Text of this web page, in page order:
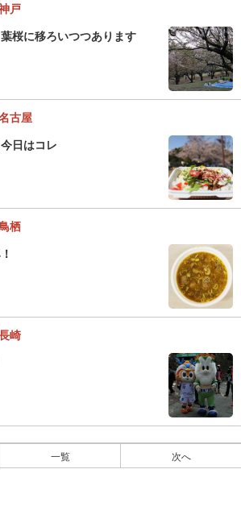
戸
桜に移ろいつつあります
古屋
日はコレ
栖
崎
一覧 次へ